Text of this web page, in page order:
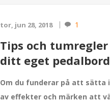
tor, jun 28, 2018 1
Tips och
ditt eget pedalbord
Om du funderar på att sätta
av effekter och märken att